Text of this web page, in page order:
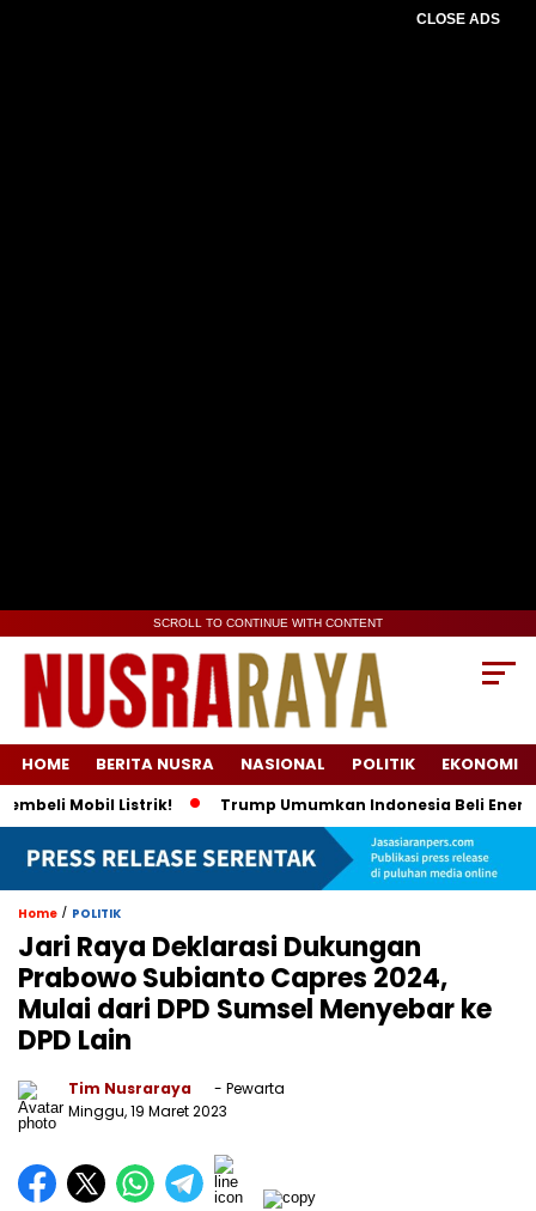
CLOSE ADS
SCROLL TO CONTINUE WITH CONTENT
HOME BERITA NUSRA NASIONAL POLITIK EKONOMI
Mobil Listrik! Trump Umumkan Indonesia Beli Energi & 50
Home / POLITIK
Jari Raya Deklarasi Dukungan
Prabowo Subianto Capres 2024,
Mulai dari DPD Sumsel Menyebar ke
DPD Lain
Tim Nusraraya
- Pewarta
Minggu, 19 Maret 2023